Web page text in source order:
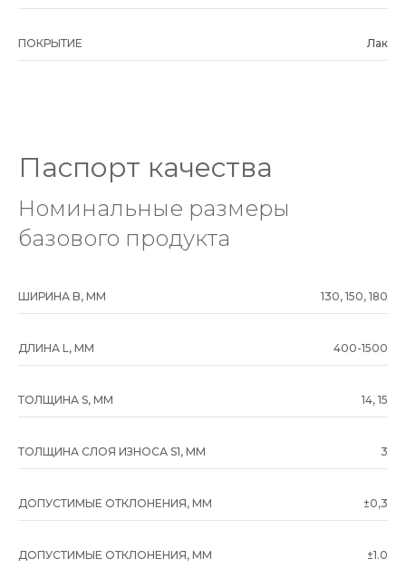
ПОКРЫТИЕ Лак
Паспорт качества
Номинальные размеры
базового продукта
ШИРИНА B, ММ 130, 150, 180
ДЛИНА L, ММ 400-1500
ТОЛЩИНА S, ММ 14, 15
ТОЛЩИНА СЛОЯ ИЗНОСА S1, ММ 3
ДОПУСТИМЫЕ ОТКЛОНЕНИЯ, ММ ±0,3
ДОПУСТИМЫЕ ОТКЛОНЕНИЯ, ММ ±1.0